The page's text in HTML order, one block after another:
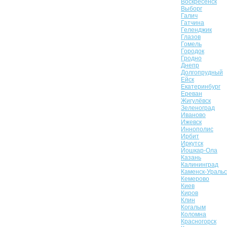
Воскресенск
Выборг
Галич
Гатчина
Геленджик
Глазов
Гомель
Городок
Гродно
Днепр
Долгопрудный
Ейск
Екатеринбург
Ереван
Жигулёвск
Зеленоград
Иваново
Ижевск
Иннополис
Ирбит
Иркутск
Йошкар-Ола
Казань
Калининград
Каменск-
Кемерово
Киев
Киров
Клин
Когалым
Коломна
Красногорск